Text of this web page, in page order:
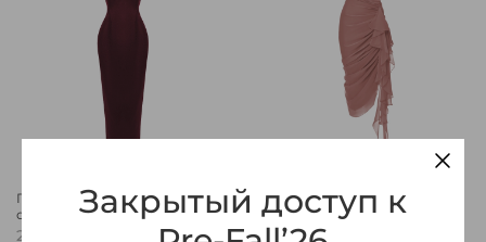
Платье миди из сатина с
отделкой из бахромы
205 000 ₽
Платье миди удлиненное
из шифона
драпированное с рюшем
Закрытый доступ к